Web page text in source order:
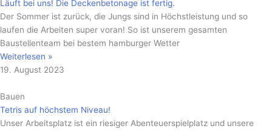
Läuft bei uns! Die Deckenbetonage ist fertig.
Der Sommer ist zurück, die Jungs sind in Höchstleistung und so
laufen die Arbeiten super voran! So ist unserem gesamten
Baustellenteam bei bestem hamburger Wetter
Weiterlesen »
19. August 2023
Bauen
Tetris auf höchstem Niveau!
Unser Arbeitsplatz ist ein riesiger Abenteuerspielplatz und unsere